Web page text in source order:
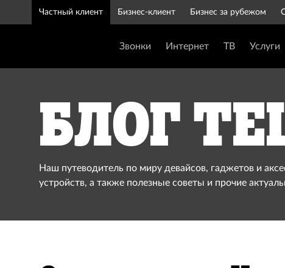
Частный клиент Бизнес-клиент Бизнес за рубежом
Звонки Интернет ТВ Услуги
Блог
Наш путеводитель по миру девайсов, гаджетов и
устройств, а также полезные советы и прочие